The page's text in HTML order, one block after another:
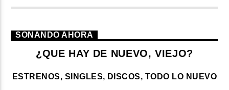
SONANDO AHORA
¿QUE HAY DE NUEVO, VIEJO?
ESTRENOS, SINGLES, DISCOS, TODO LO NUEVO